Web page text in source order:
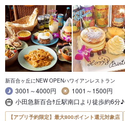
新百合ヶ丘にNEW OPENハワイアンレストラン
3001～4000円
1001～1500円
小田急新百合ｹ丘駅南口より徒歩約6分♪
【アプリ予約限定】最大800ポイント還元対象店